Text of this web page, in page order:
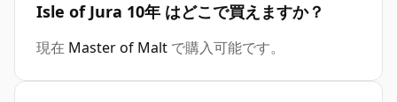
Isle of Jura 10年 はどこで買えますか？
現在 Master of Malt で購入可能です。